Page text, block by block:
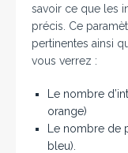
savoir ce que les
précis. Ce
pertinentes ainsi
vous verrez :
Le nombre
orange)
Le nombre de
bleu).